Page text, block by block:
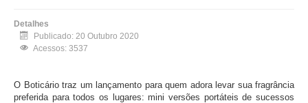
Detalhes
Publicado: 20 Outubro 2020
Acessos: 3537
O Boticário traz um lançamento para quem adora levar sua fragrância
preferida para todos os lugares: mini versões portáteis de sucessos